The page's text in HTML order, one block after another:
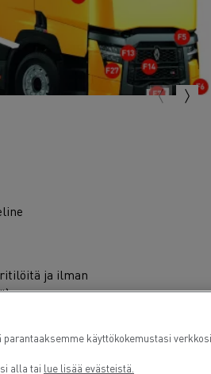
ja ilman
parantaaksemme käyttökokemustasi
alla tai lue lisää evästeistä.